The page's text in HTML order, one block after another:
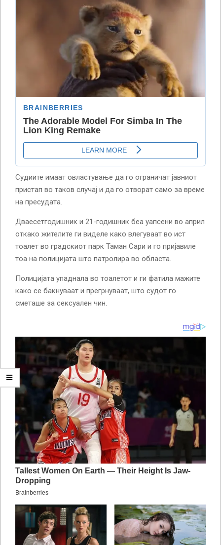
Судиите имаат овластување да го ограничат јавниот
пристап во таков случај и да го отворат само за време
на пресудата.
Дваесетгодишник и 21-годишник беа уапсени во април
откако жителите ги виделе како влегуваат во ист
тоалет во градскиот парк Таман Сари и го пријавиле
тоа на полицијата што патролира во областа.
Полицијата упаднала во тоалетот и ги фатила мажите
како се бакнуваат и прегрнуваат, што судот го
сметаше за сексуален чин.